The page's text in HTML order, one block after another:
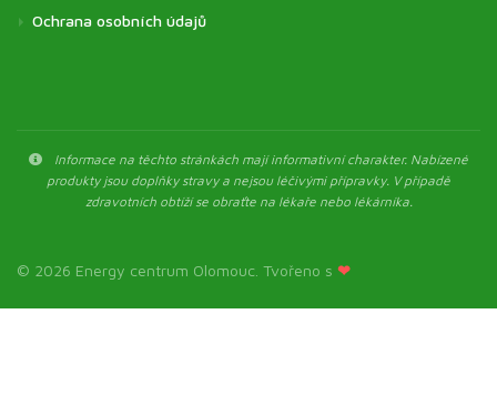
Ochrana osobních údajů
Informace na těchto stránkách mají informativní charakter. Nabízené
produkty jsou doplňky stravy a nejsou léčivými přípravky. V případě
zdravotních obtíží se obraťte na lékaře nebo lékárníka.
© 2026 Energy centrum Olomouc. Tvořeno s ❤